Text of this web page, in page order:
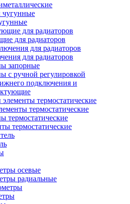
для радиаторов
для радиаторов
запорные
с ручной регулировкой
подключения и
термостатические
термостатические
термостатические
осевые
радиальные